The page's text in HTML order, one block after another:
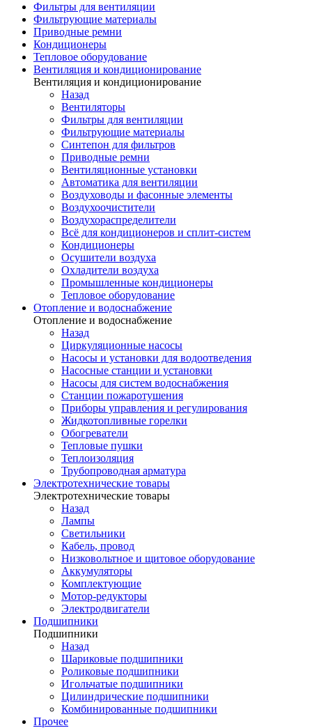
Фильтры для вентиляции
Фильтрующие материалы
Приводные ремни
Кондиционеры
Тепловое оборудование
Вентиляция и кондиционирование
Вентиляция и кондиционирование
Назад
Вентиляторы
Фильтры для вентиляции
Фильтрующие материалы
Синтепон для фильтров
Приводные ремни
Вентиляционные установки
Автоматика для вентиляции
Воздуховоды и фасонные элементы
Воздухоочистители
Воздухораспределители
Всё для кондиционеров и сплит-систем
Кондиционеры
Осушители воздуха
Охладители воздуха
Промышленные кондиционеры
Тепловое оборудование
Отопление и водоснабжение
Отопление и водоснабжение
Назад
Циркуляционные насосы
Насосы и установки для водоотведения
Насосные станции и установки
Насосы для систем водоснабжения
Станции пожаротушения
Приборы управления и регулирования
Жидкотопливные горелки
Обогреватели
Тепловые пушки
Теплоизоляция
Трубопроводная арматура
Электротехнические товары
Электротехнические товары
Назад
Лампы
Светильники
Кабель, провод
Низковольтное и щитовое оборудование
Аккумуляторы
Комплектующие
Мотор-редукторы
Электродвигатели
Подшипники
Подшипники
Назад
Шариковые подшипники
Роликовые подшипники
Игольчатые подшипники
Цилиндрические подшипники
Комбинированные подшипники
Прочее